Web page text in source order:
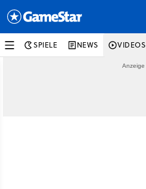
SPIELE NEWS VIDEOS